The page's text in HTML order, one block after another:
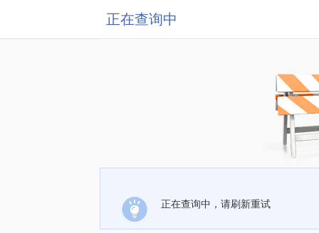
正在查询中
正在查询中，请刷新重试